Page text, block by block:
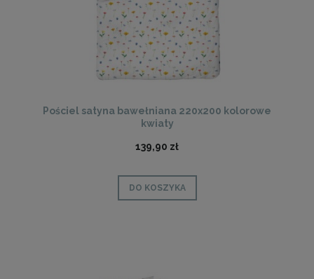
Pościel satyna bawełniana 220x200 kolorowe
kwiaty
139,90 zł
DO KOSZYKA